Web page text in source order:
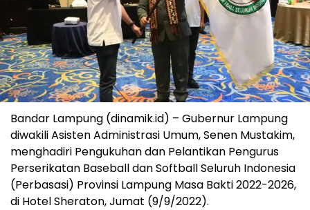
Bandar Lampung (dinamik.id) – Gubernur Lampung
diwakili Asisten Administrasi Umum, Senen Mustakim,
menghadiri Pengukuhan dan Pelantikan Pengurus
Perserikatan Baseball dan Softball Seluruh Indonesia
(Perbasasi) Provinsi Lampung Masa Bakti 2022-2026,
di Hotel Sheraton, Jumat (9/9/2022).